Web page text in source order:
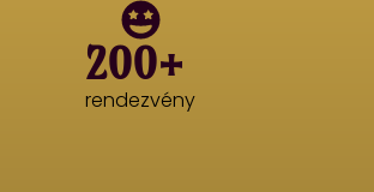
200+
rendezvény